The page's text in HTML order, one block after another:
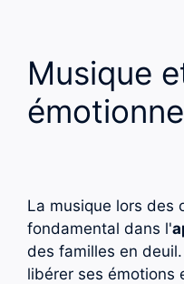
Musique
La musique lors des
fondamental dans l'
des familles en
libérer ses émotions